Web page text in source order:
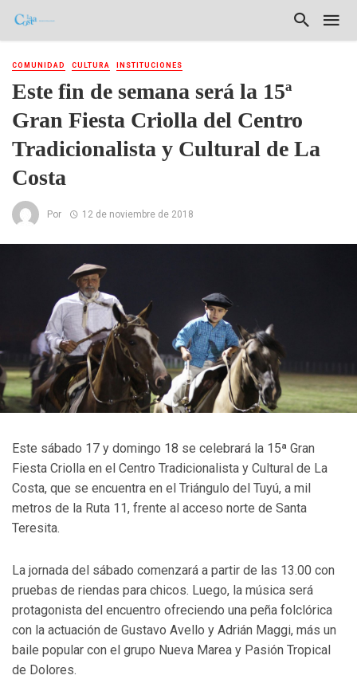
COMUNIDAD CULTURA INSTITUCIONES
Este fin de semana será la 15ª
Gran Fiesta Criolla del Centro
Tradicionalista y Cultural de La
Costa
Por 12 de noviembre de 2018
Este sábado 17 y domingo 18 se celebrará la 15ª Gran
Fiesta Criolla en el Centro Tradicionalista y Cultural de La
Costa, que se encuentra en el Triángulo del Tuyú, a mil
metros de la Ruta 11, frente al acceso norte de Santa
Teresita.
La jornada del sábado comenzará a partir de las 13.00 con
pruebas de riendas para chicos. Luego, la música será
protagonista del encuentro ofreciendo una peña folclórica
con la actuación de Gustavo Avello y Adrián Maggi, más un
baile popular con el grupo Nueva Marea y Pasión Tropical
de Dolores.